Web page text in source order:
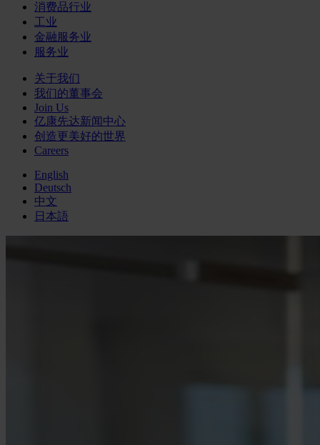
消费品行业
工业
金融服务业
服务业
关于我们
我们的董事会
Join Us
亿康先达新闻中心
创造更美好的世界
Careers
English
Deutsch
中文
日本語